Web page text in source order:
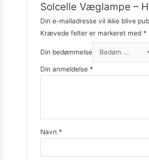
Solcelle Væglampe –
Din e-mailadresse vil ikke blive
Krævede felter er markeret med *
Din bedømmelse
Din anmeldelse *
Navn *